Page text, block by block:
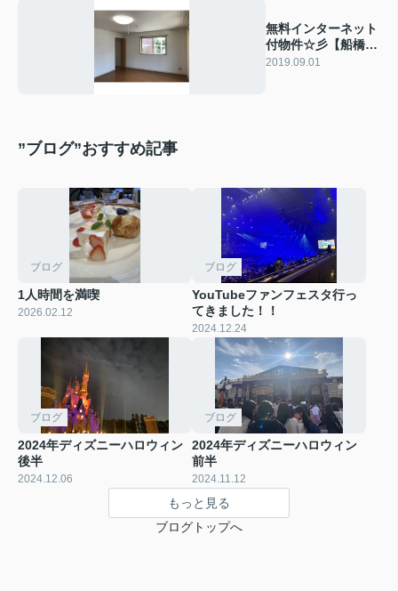
無料インターネット
付物件☆彡【船橋エ
リア】
2019.09.01
”ブログ”おすすめ記事
ブログ
1人時間を満喫
2026.02.12
ブログ
YouTubeファンフェスタ行っ
てきました！！
2024.12.24
ブログ
2024年ディズニーハロウィン
後半
2024.12.06
ブログ
2024年ディズニーハロウィン
前半
2024.11.12
もっと見る
ブログトップへ